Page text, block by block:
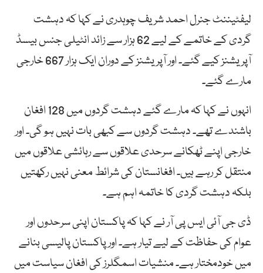
لیفٹیننٹ جنرل احمد شریف چوہدری نے کہا کہ دہشت
گردی کے خاتمے کے لیے 62 ہزار سے زائد انٹیلی جنس بیسڈ
آپریشنز کیے گئے۔ اور آپریشنز کے دوران ایک ہزار 667 خارجی
مارے گئے۔
انہوں نے کہا کہ مارے گئے دہشت گردوں میں 128 افغان
باشندے تھے۔ دہشت گردوں سے کبھی بات نہیں ہو گی۔ اور
خارجی اپنے ٹھکانے سرحدی علاقوں سے رہائشی علاقوں میں
منتقل کر رہے ہیں۔ افغانستان کی شرائط معنی نہیں رکھتیں
بلکہ دہشت گردی کا خاتمہ اہم ہے۔
ڈی جی آئی ایس پی آر نے کہا کہ پاکستان اپنی سرحدوں اور
عوام کی حفاظت کے لیے تیار ہے۔ اور پاکستان پالیسی بنانے
میں خودمختار ہے۔ منشیات اسمگلرز کی افغان سیاست میں